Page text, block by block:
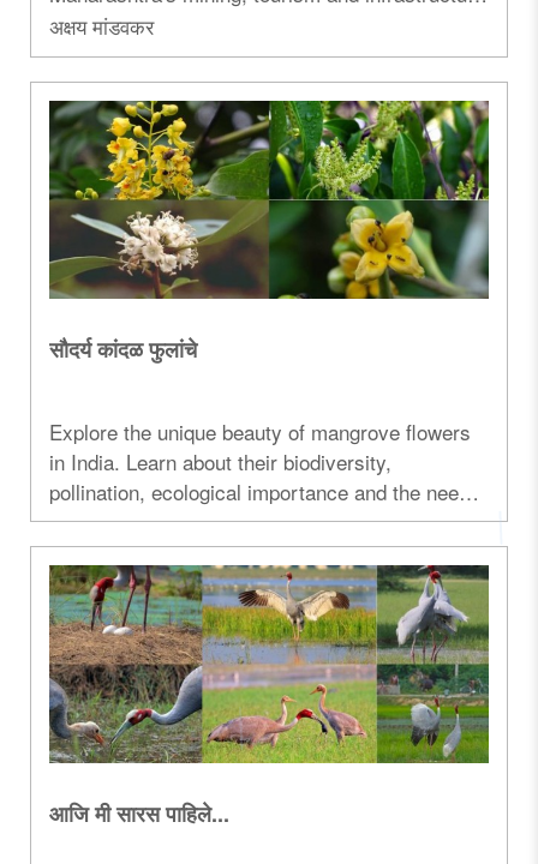
projects while aiming to protect biodiversity.
Here's an in-depth analysis of the Gadgil and
Kasturirangan reports and the latest draft
notification...
अक्षय मांडवकर
सौदर्य कांदळ फुलांचे
Explore the unique beauty of mangrove flowers
in India. Learn about their biodiversity,
pollination, ecological importance and the need
for mangrove conservation...
आजि मी सारस पाहिले...